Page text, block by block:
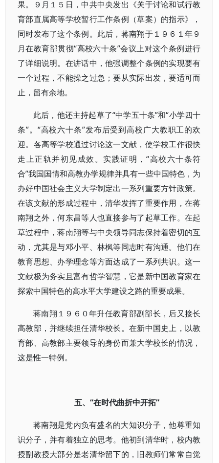
果。９月１５日，中共中央发出《关于讨论和试行教
育部直属高等学校暂行工作条例（草案）的指示》，
同时发布了这个条例。此后，蒋南翔于１９６１年９
月在教育部贯彻“高校六十条”会议上对这个条例进行
了详细说明。在讲话中，他强调整个条例的实现要有
一个过程，不能操之过急；要从实际出发，要适可而
止，留有余地。
此后，他还主持起草了“中学五十条”和“小学四十
条”。“高校六十条”发布后受到高校广大教职工的欢
迎。各高等学校通过讨论这一文献，使学校工作很快
走上正轨并初见成效。实践证明，“高校六十条符
合”我国国情和高教办学规律并具有一些中国特色，为
办好中国社会主义大学制定出一系列重要方针政策。
在该文献的形成过程中，清华发挥了重要作用，在蒋
南翔之外，何东昌等人也直接参与了起草工作。在起
草过程中，蒋南翔等与中央领导同志保持着密切的互
动，尤其是与邓小平、林枫等同志时有沟通。他们在
教育思想、办学理念等方面达成了一系列共识。这一
文献极为务实且富有哲学智慧，它是新中国教育家在
探索中国特色的高水平大学建设之路的重要成果。
蒋南翔１９６０年升任教育部副部长，后又接长
高教部，并继续担任清华校长。在新中国史上，以教
育部、高教部主要领导的身份而兼大学校长的情况，
这是惟一特例。
五、“在时代曲折中开拓”
蒋南翔是党内负有盛名的大知识分子，他尊重知
识分子，并有着独立的思考。他初到清华时，校内教
授副教授大部分是老清华留下的，旧教师们常常自觉